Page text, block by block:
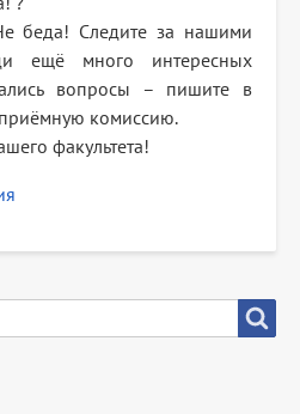
беда! Следите за нашими
ещё много интересных
вопросы – пишите в
комиссию.
факультета!